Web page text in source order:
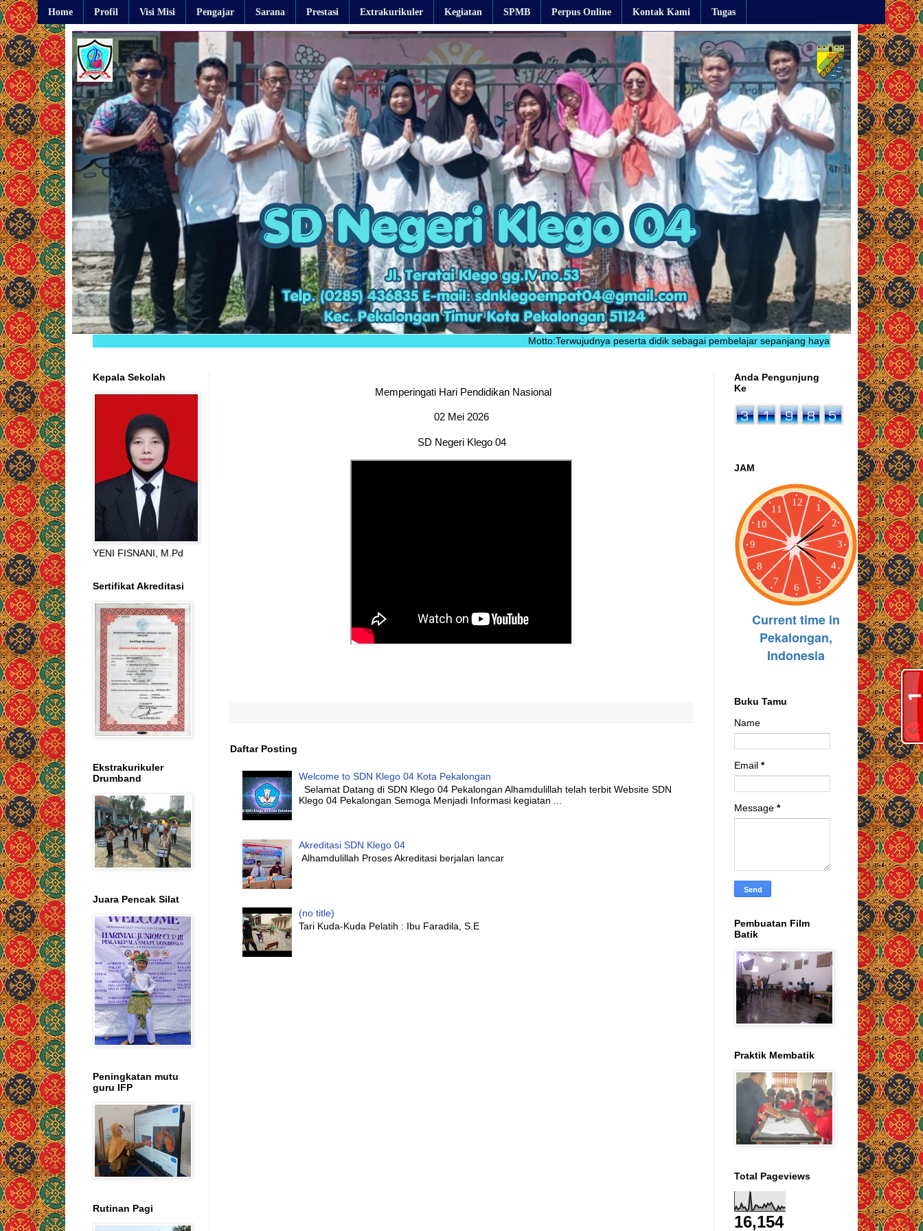
Home Profil Visi Misi Pengajar Sarana Prestasi Extrakurikuler Kegiatan SPMB Perpus Online Kontak Kami Tugas
Motto:Terwujudnya peserta didik sebagai pembelajar sepanjang hayat yang berkarakter, inovatif,
Memperingati Hari Pendidikan Nasional
02 Mei 2026
SD Negeri Klego 04
Daftar Posting
Welcome to SDN Klego 04 Kota Pekalongan
Selamat Datang di SDN Klego 04 Pekalongan Alhamdulillah telah terbit Website SDN
Klego 04 Pekalongan Semoga Menjadi Informasi kegiatan ...
Akreditasi SDN Klego 04
Alhamdulillah Proses Akreditasi berjalan lancar
(no title)
Tari Kuda-Kuda Pelatih : Ibu Faradila, S.E
Kepala Sekolah
YENI FISNANI, M.Pd
Sertifikat Akreditasi
Ekstrakurikuler
Drumband
Juara Pencak Silat
Peningkatan mutu
guru IFP
Rutinan Pagi
Anda Pengunjung
Ke
JAM
Buku Tamu
Name
Email *
Message *
Pembuatan Film
Batik
Praktik Membatik
Total Pageviews
16,154